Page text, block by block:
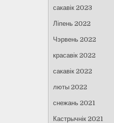
сакавік 2023
Ліпень 2022
Чэрвень 2022
красавік 2022
сакавік 2022
люты 2022
снежань 2021
Кастрычнік 2021